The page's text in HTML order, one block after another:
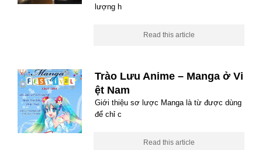
lượng h
Read this article
Trào Lưu Anime – Manga ở Vi
ệt Nam
Giới thiệu sơ lược Manga là từ được dùng
để chỉ c
Read this article